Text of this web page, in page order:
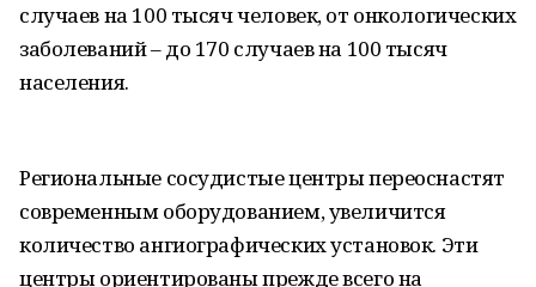
случаев на 100 тысяч человек, от онкологических
заболеваний – до 170 случаев на 100 тысяч
населения.
Региональные сосудистые центры переоснастят
современным оборудованием, увеличится
количество ангиографических установок. Эти
центры ориентированы прежде всего на